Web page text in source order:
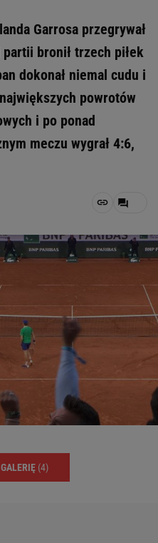
Garrosa przegrywał
bronił trzech piłek
dokonał niemal cudu i
powrotów
i po ponad
meczu wygrał 4:6,
(4)